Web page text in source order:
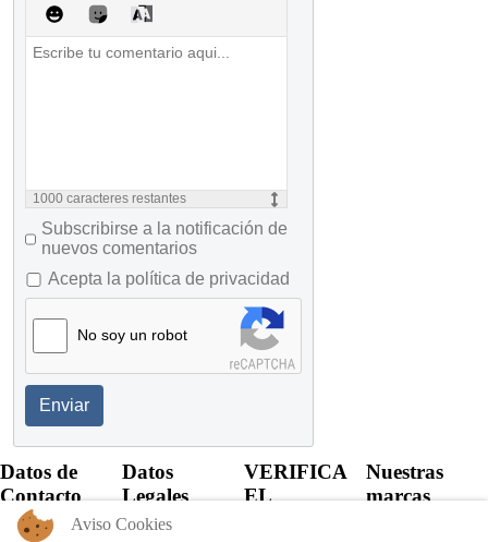
1000 caracteres restantes
Subscribirse a la notificación de
nuevos comentarios
Acepta la política de privacidad
No soy un robot
Enviar
Datos de
Contacto
Datos
Legales
VERIFICA
EL
Nuestras
marcas
Aviso Cookies